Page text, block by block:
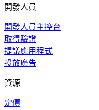
開發人員
開發人員主控台
取得驗證
提議應用程式
投放廣告
資源
定價